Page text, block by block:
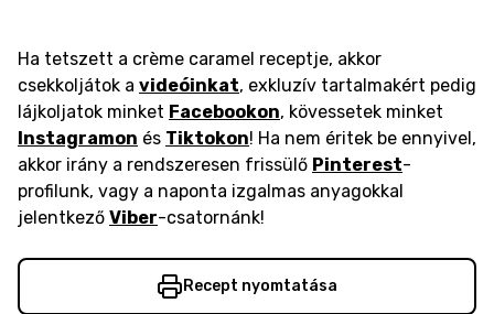
Ha tetszett a crème caramel receptje, akkor
csekkoljátok a videóinkat, exkluzív tartalmakért pedig
lájkoljatok minket Facebookon, kövessetek minket
Instagramon és Tiktokon! Ha nem éritek be ennyivel,
akkor irány a rendszeresen frissülő Pinterest-
profilunk, vagy a naponta izgalmas anyagokkal
jelentkező Viber-csatornánk!
Recept nyomtatása